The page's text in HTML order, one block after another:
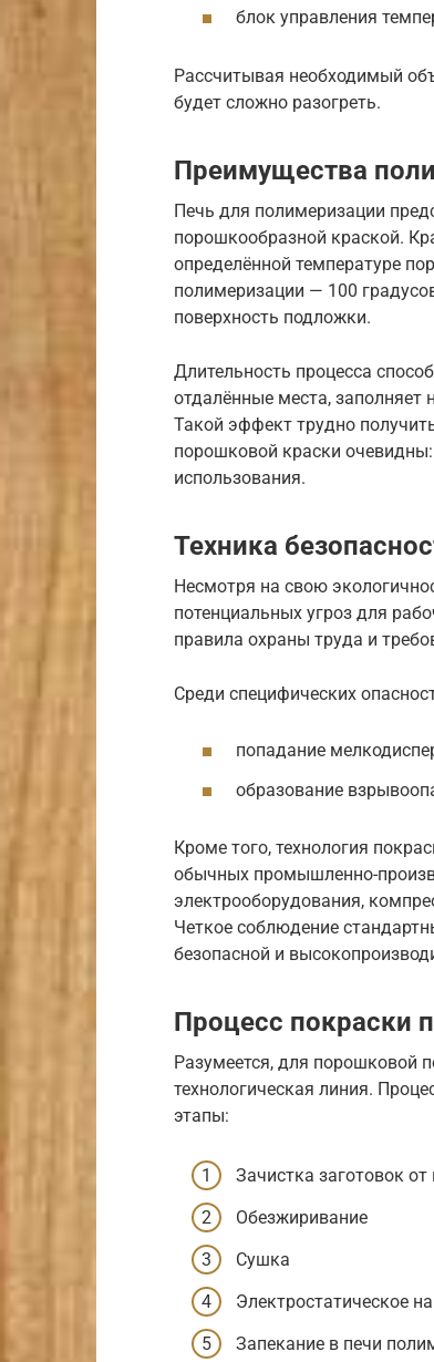
блок управления
Рассчитывая необходимый
будет сложно разогреть.
Преимущества
Печь для полимеризации
порошкообразной краской.
определённой температуре
полимеризации — 100
поверхность подложки.
Длительность процесса
отдалённые места, заполняет
Такой эффект трудно
порошковой краски
использования.
Техника
Несмотря на свою
потенциальных угроз для
правила охраны труда и
Среди специфических
попадание
образование
Кроме того, технология
обычных промышленно-
электрооборудования,
Четкое соблюдение
безопасной и
Процесс покраски
Разумеется, для порошковой
технологическая линия.
этапы:
Зачистка заготовок
Обезжиривание
Сушка
Электростатическое
Запекание в печи